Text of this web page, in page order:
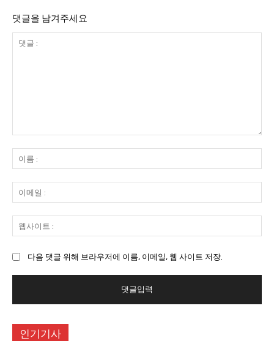
댓글을 남겨주세요
:
름
:
메
일
사
:
다음 댓글 위해 브라우저에 이름, 이메일, 웹 사이트 저장.
인기기사